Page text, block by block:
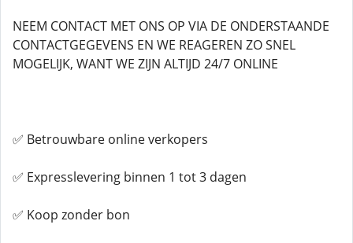
NEEM CONTACT MET ONS OP VIA DE ONDERSTAANDE
CONTACTGEGEVENS EN WE REAGEREN ZO SNEL
MOGELIJK, WANT WE ZIJN ALTIJD 24/7 ONLINE
✅ Betrouwbare online verkopers
✅ Expresslevering binnen 1 tot 3 dagen
✅ Koop zonder bon